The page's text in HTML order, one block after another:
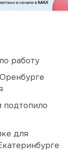
работу
подтопило
для